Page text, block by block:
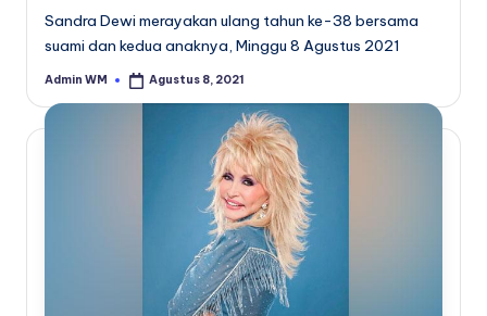
Sandra Dewi merayakan ulang tahun ke-38 bersama
suami dan kedua anaknya, Minggu 8 Agustus 2021
Posted
Admin WM Agustus 8, 2021